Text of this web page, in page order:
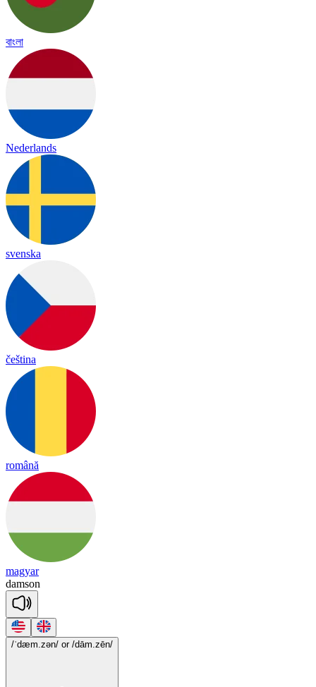
বাংলা
Nederlands
svenska
čeština
română
magyar
damson
/ˈdæm.zən/ or /dām.zēn/